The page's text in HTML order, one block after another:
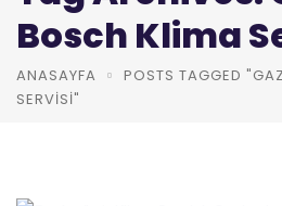
Bosch Klima
ANASAYFA
POSTS TAGGED
SERVISI"